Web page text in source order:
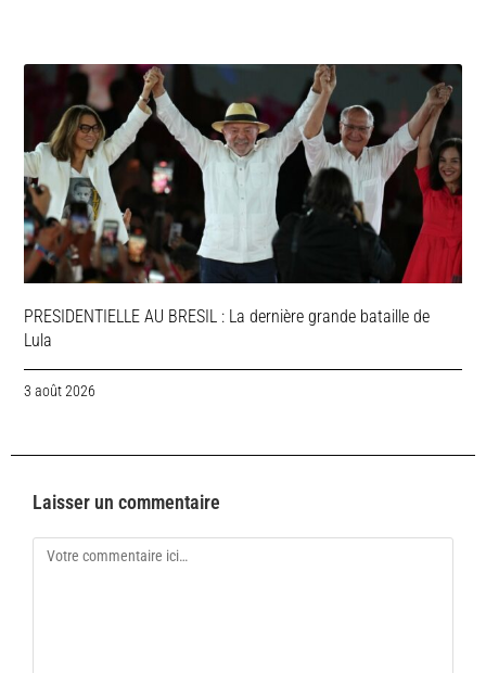
PRESIDENTIELLE AU BRESIL : La dernière grande bataille de
Lula
3 août 2026
Laisser un commentaire